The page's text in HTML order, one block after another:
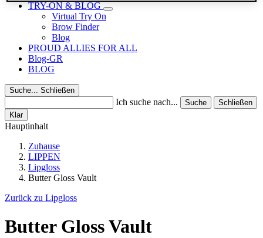
TRY-ON & BLOG
Virtual Try On
Brow Finder
Blog
PROUD ALLIES FOR ALL
Blog-GR
BLOG
Suche... Schließen
Ich suche nach... Suche
Schließen
Klar
Hauptinhalt
Zuhause
LIPPEN
Lipgloss
Butter Gloss Vault
Zurück zu Lipgloss
Butter Gloss Vault